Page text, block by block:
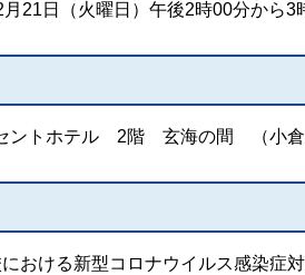
21日（火曜日）午後2時00分から3
ントホテル 2階 玄海の間 （小倉
における新型コロナウイルス感染症